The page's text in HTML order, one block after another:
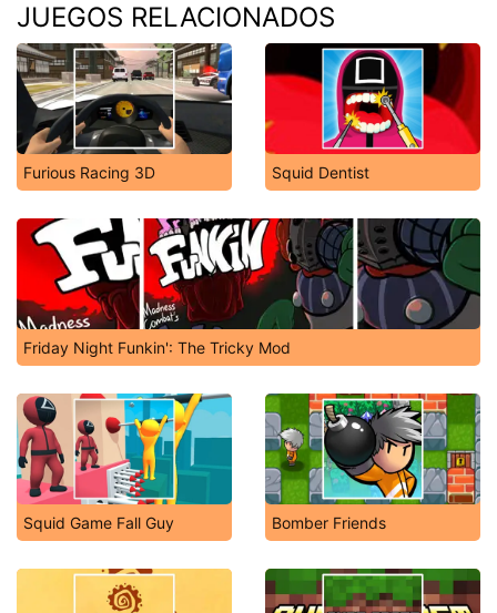
JUEGOS RELACIONADOS
Furious Racing 3D Squid Dentist
Friday Night Funkin': The Tricky Mod
Squid Game Fall Guy Bomber Friends